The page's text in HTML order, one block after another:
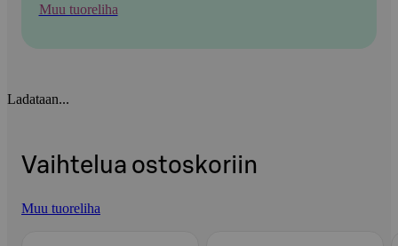
Muu tuoreliha
Ladataan...
Vaihtelua ostoskoriin
Muu tuoreliha